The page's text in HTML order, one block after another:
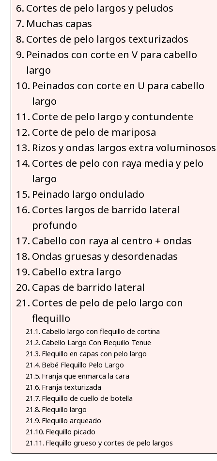
Cortes de pelo largos y peludos
Muchas capas
Cortes de pelo largos texturizados
Peinados con corte en V para cabello
largo
Peinados con corte en U para cabello
largo
Corte de pelo largo y contundente
Corte de pelo de mariposa
Rizos y ondas largos extra voluminosos
Cortes de pelo con raya media y pelo
largo
Peinado largo ondulado
Cortes largos de barrido lateral
profundo
Cabello con raya al centro + ondas
Ondas gruesas y desordenadas
Cabello extra largo
Capas de barrido lateral
Cortes de pelo de pelo largo con
flequillo
Cabello largo con flequillo de cortina
Cabello Largo Con Flequillo Tenue
Flequillo en capas con pelo largo
Bebé Flequillo Pelo Largo
Franja que enmarca la cara
Franja texturizada
Flequillo de cuello de botella
Flequillo largo
Flequillo arqueado
Flequillo picado
Flequillo grueso y cortes de pelo largos